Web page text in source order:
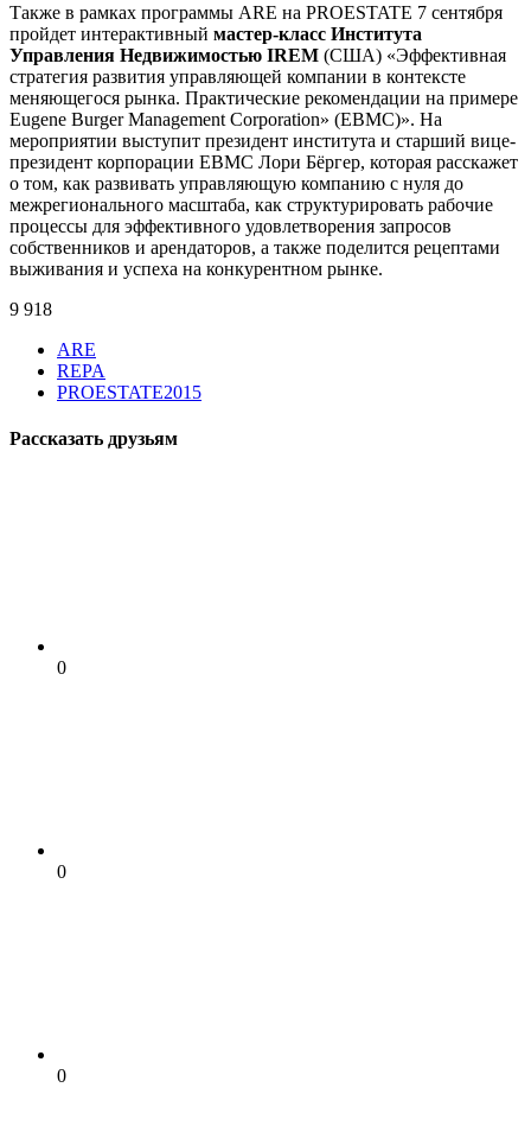
Также в рамках программы ARE на PROESTATE 7 сентября
пройдет интерактивный мастер-класс Института
Управления Недвижимостью IREM (США) «Эффективная
стратегия развития управляющей компании в контексте
меняющегося рынка. Практические рекомендации на примере
Eugene Burger Management Corporation» (EBMC)». На
мероприятии выступит президент института и старший вице-
президент корпорации EBMC Лори Бёргер, которая расскажет
о том, как развивать управляющую компанию с нуля до
межрегионального масштаба, как структурировать рабочие
процессы для эффективного удовлетворения запросов
собственников и арендаторов, а также поделится рецептами
выживания и успеха на конкурентном рынке.
9 918
ARE
REPA
PROESTATE2015
Рассказать друзьям
0
0
0